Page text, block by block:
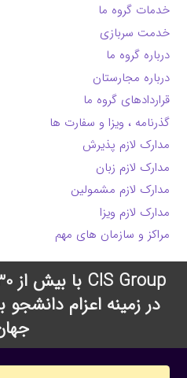
خدمات گروه ما
خدمت سربازی
درباره گروه ما
درباره مجارستان
قراردادهای گروه ما
گذرنامه ، ویزا و سفارت ها
مدارک لازم پذیرش
مدارک لازم زبان
مدارک لازم مشمولین
مدارک لازم ویزا
مراکز و سازمان های مهم
در زمینه اعزام